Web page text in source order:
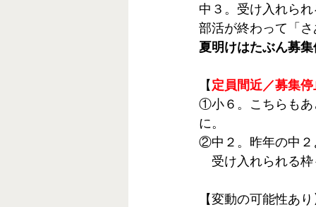
中３。受け入れら
部活が終わって「
夏明けはたぶん募
【 定員間近／募集
①小６。こちらもあ
に。
②中２。昨年の中２
受け入れられる枠
【変動の可能性あ